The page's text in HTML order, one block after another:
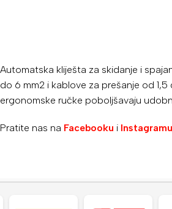
Automatska kliješta za skidanje i
do 6 mm2 i kablove za prešanje od 1,5
ergonomske ručke poboljšavaju
Pratite nas na Facebooku i Instagramu